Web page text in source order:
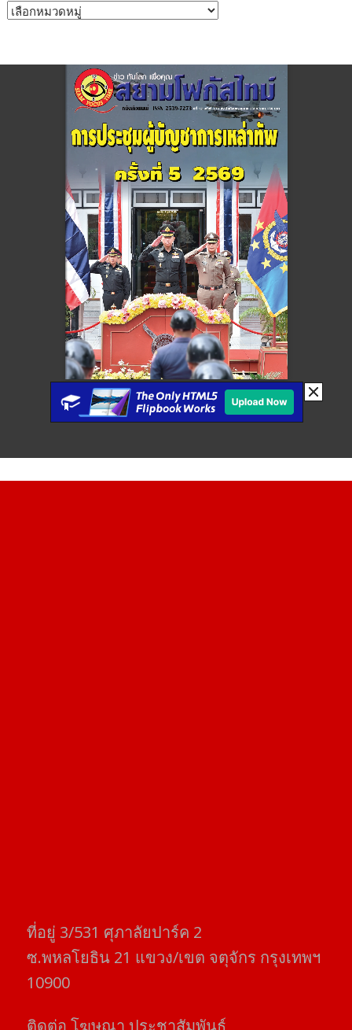
หมวด
ที่อยู่​ 3/531​ ศุภาลัยปาร์ค​ 2
ซ.พหลโยธิน​ 21​ แขวง/เขต​ จตุจักร​ กรุงเทพฯ
10900
ติดต่อ​ โฆษณา​ ประชาสัมพันธ์